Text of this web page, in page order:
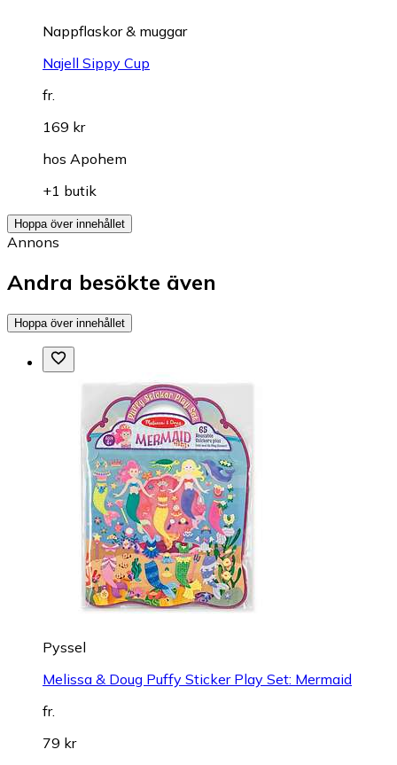
Nappflaskor & muggar
Najell Sippy Cup
fr.
169 kr
hos Apohem
+1 butik
Hoppa över innehållet
Annons
Andra besökte även
Hoppa över innehållet
Pyssel
Melissa & Doug Puffy Sticker Play Set: Mermaid
fr.
79 kr